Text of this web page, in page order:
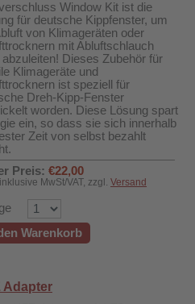
Window Kit ist die
für deutsche Kippfenster, um
von Klimageräten oder
mit Abluftschlauch
abzuleiten! Dieses Zubehör für
Klimageräte und
ist speziell für
Dreh-Kipp-Fenster
worden. Diese Lösung spart
ein, so dass sie sich innerhalb
Zeit von selbst bezahlt
Preis: €22,00
inklusive MwSt/VAT, zzgl. Versand
Warenkorb
Adapter